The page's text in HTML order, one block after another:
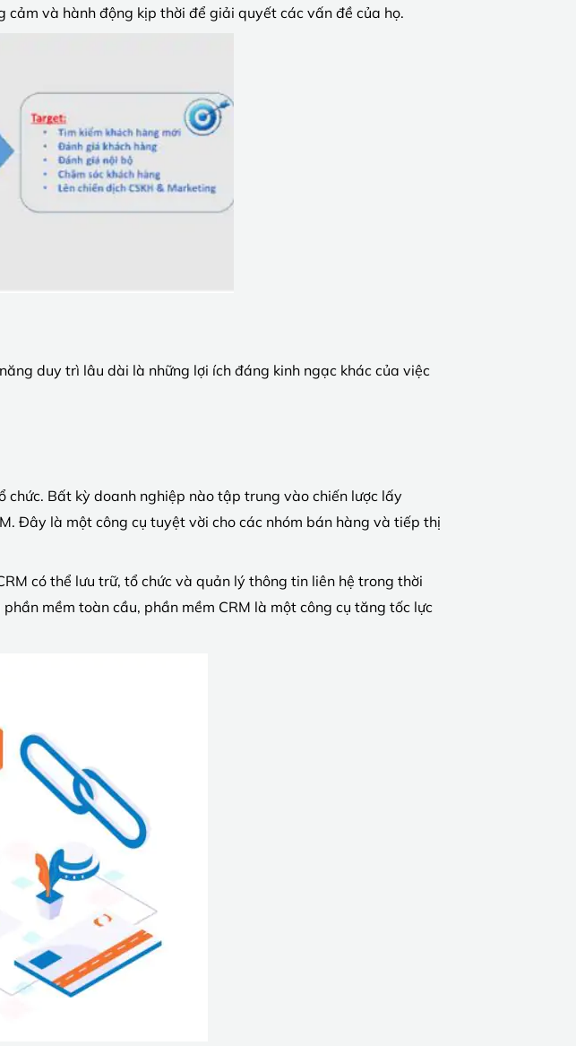
và hành động kịp thời để giải quyết các vấn đề của họ.
duy trì lâu dài là những lợi ích đáng kinh ngạc khác của việc
Bất kỳ doanh nghiệp nào tập trung vào chiến lược lấy
Đây là một công cụ tuyệt vời cho các nhóm bán hàng và tiếp thị
có thể lưu trữ, tổ chức và quản lý thông tin liên hệ trong thời
mềm toàn cầu, phần mềm CRM là một công cụ tăng tốc lực